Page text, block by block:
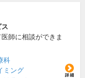
師に相談ができま
科
ミング